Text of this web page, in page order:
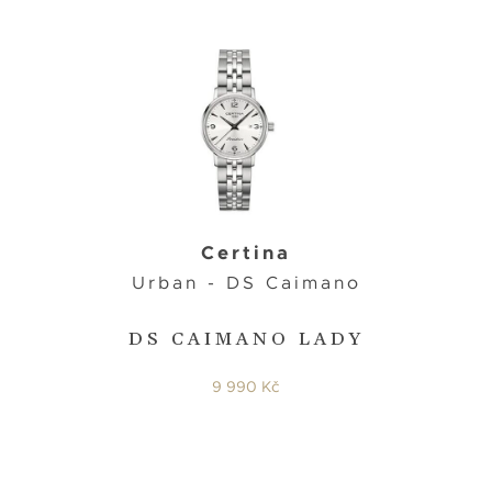
DS CAIMANO LADY
Certina
Urban - DS Caimano
9 990 Kč